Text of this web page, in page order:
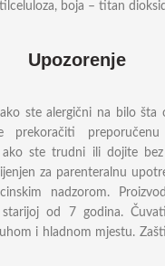
boja – titan
Upozorenje
ste alergični na bilo šta
prekoračiti
ste trudni ili dojite
za parenteralnu
nadzorom.
od 7 godina.
i hladnom mjestu.